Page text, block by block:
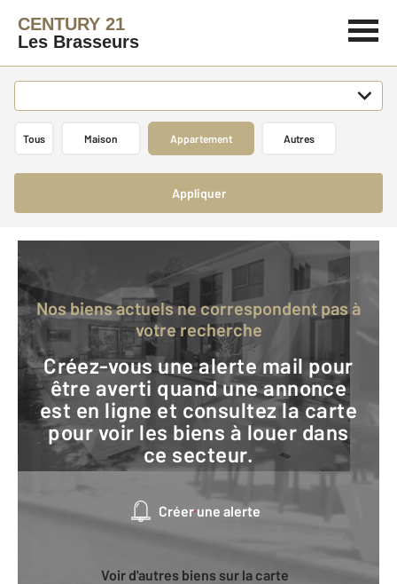
CENTURY 21
Les Brasseurs
Tous Maison Appartement Autres
Appliquer
Nos biens actuels ne correspondent pas à
votre recherche
Créez-vous une alerte mail pour
être averti quand une annonce
est en ligne et consultez la carte
pour voir les biens à louer dans
ce secteur.
Créer une alerte
Voir d'autres biens sur la carte